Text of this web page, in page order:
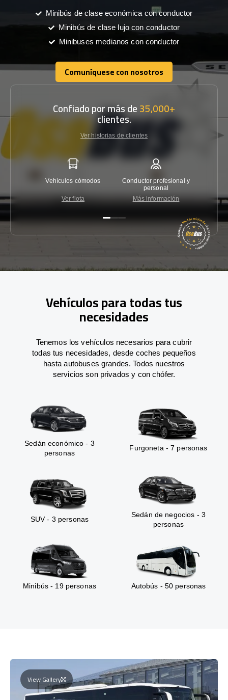
Minibús de clase económica con conductor
Minibús de clase lujo con conductor
Minibuses medianos con conductor
Comuníquese con nosotros
Comuníquese con nosotros
Confiado por más de35,000+
clientes.
Ver historias de clientes
Vehículos cómodos
Ver flota
Conductor profesional y
personal
Más información
Vehículos para todas tus
necesidades
Tenemos los vehículos necesarios para cubrir
todas tus necesidades, desde coches pequeños
hasta autobuses grandes. Todos nuestros
servicios son privados y con chófer.
Sedán económico - 3
personas
Furgoneta - 7 personas
SUV - 3 personas
Sedán de negocios - 3
personas
Minibús - 19 personas Autobús - 50 personas
View Gallery